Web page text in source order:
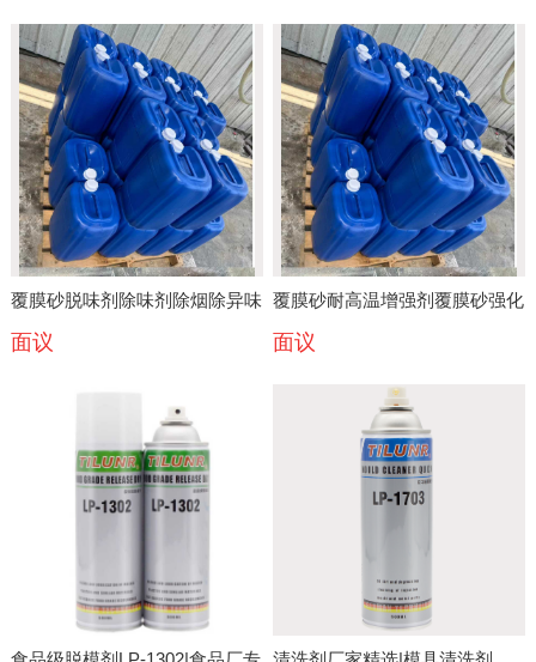
覆膜砂脱味剂除味剂除烟除异味
面议
覆膜砂耐高温增强剂覆膜砂强化
剂
面议